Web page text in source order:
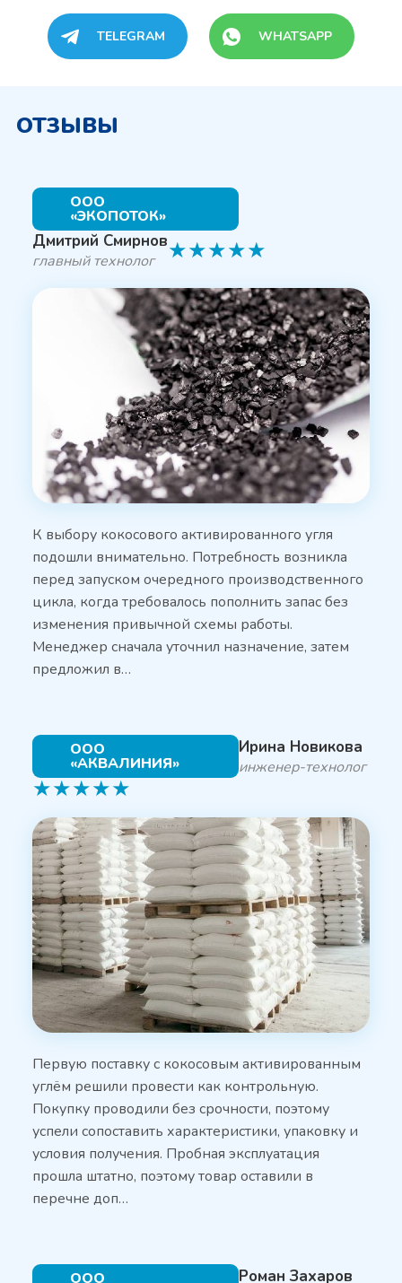
TELEGRAM WHATSAPP
ОТЗЫВЫ
ООО
«ЭКОПОТОК»
Дмитрий Смирнов
главный технолог ★★★★★
К выбору кокосового активированного угля
подошли внимательно. Потребность возникла
перед запуском очередного производственного
цикла, когда требовалось пополнить запас без
изменения привычной схемы работы.
Менеджер сначала уточнил назначение, затем
предложил в…
ООО
«АКВАЛИНИЯ»
Ирина Новикова
инженер-технолог
★★★★★
Первую поставку с кокосовым активированным
углём решили провести как контрольную.
Покупку проводили без срочности, поэтому
успели сопоставить характеристики, упаковку и
условия получения. Пробная эксплуатация
прошла штатно, поэтому товар оставили в
перечне доп…
ООО Роман Захаров